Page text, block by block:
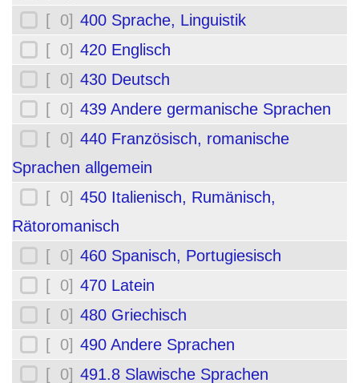
[ 0] 400 Sprache, Linguistik
[ 0] 420 Englisch
[ 0] 430 Deutsch
[ 0] 439 Andere germanische Sprachen
[ 0] 440 Französisch, romanische
Sprachen allgemein
[ 0] 450 Italienisch, Rumänisch,
Rätoromanisch
[ 0] 460 Spanisch, Portugiesisch
[ 0] 470 Latein
[ 0] 480 Griechisch
[ 0] 490 Andere Sprachen
[ 0] 491.8 Slawische Sprachen